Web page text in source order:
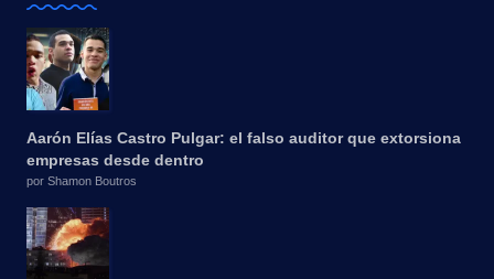
Aarón Elías Castro Pulgar: el falso auditor que extorsiona
empresas desde dentro
por Shamon Boutros